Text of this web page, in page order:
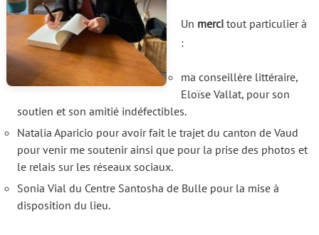
Un mercitout particulier à
:
ma conseillère littéraire,
Eloïse Vallat, pour son
soutien et son amitié indéfectibles.
Natalia Aparicio pour avoir fait le trajet du canton de Vaud
pour venir me soutenir ainsi que pour la prise des photos et
le relais sur les réseaux sociaux.
Sonia Vial du Centre Santosha de Bulle pour la mise à
disposition du lieu.